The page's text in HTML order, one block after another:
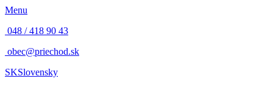
Menu
048 / 418 90 43
obec@priechod.sk
SKSlovensky